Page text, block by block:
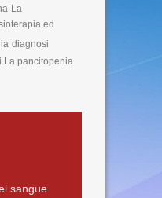
La
ed
diagnosi
La pancitopenia
sangue